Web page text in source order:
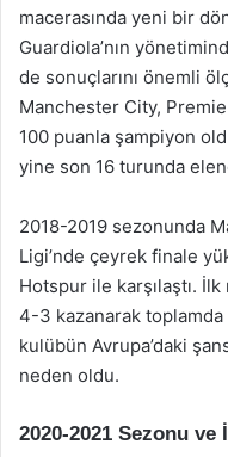
macerasında yeni bir
Guardiola’nın
de sonuçlarını önemli
Manchester City,
100 puanla şampiyon
yine son 16 turunda
2018-2019 sezonunda
Ligi’nde çeyrek finale
Hotspur ile karşılaştı.
4-3 kazanarak
kulübün Avrupa’daki
neden oldu.
2020-2021 Sezonu ve